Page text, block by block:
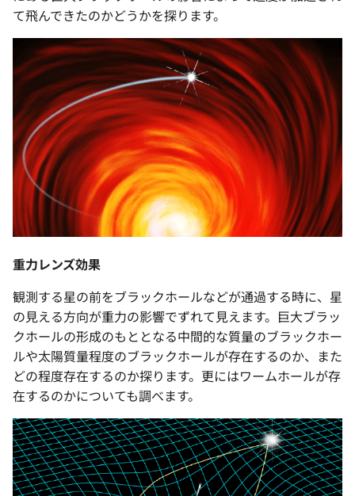
て飛んできたのかどうかを探ります。
重力レンズ効果
観測する星の前をブラックホールなどが通過する時に、星
の見える方向が重力の影響でずれて見えます。巨大ブラッ
クホールの形成のもととなる中間的な質量のブラックホー
ルや太陽質量程度のブラックホールが存在するのか、また
どの程度存在するのか探ります。更にはワームホールが存
在するのかについても調べます。